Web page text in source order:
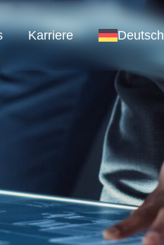
Karriere Deutsch
Englisch